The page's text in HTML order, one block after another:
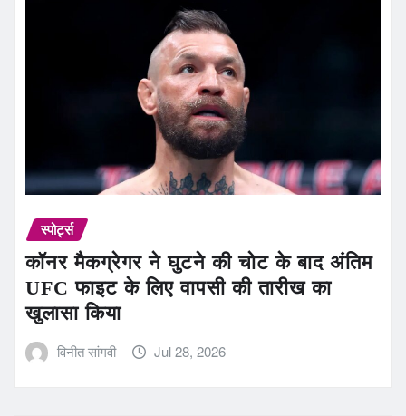
स्पोर्ट्स
कॉनर मैकग्रेगर ने घुटने की चोट के बाद अंतिम
UFC फाइट के लिए वापसी की तारीख का
खुलासा किया
विनीत सांगवी Jul 28, 2026